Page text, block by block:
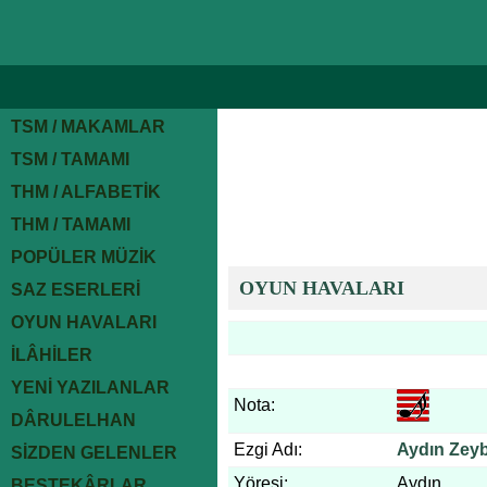
TSM / MAKAMLAR
TSM / TAMAMI
THM / ALFABETİK
THM / TAMAMI
POPÜLER MÜZİK
SAZ ESERLERİ
OYUN HAVALARI
İLÂHİLER
YENİ YAZILANLAR
DÂRULELHAN
SİZDEN GELENLER
OYUN HAVALARI
Nota:
Ezgi Adı:
Aydın
Yöresi:
Aydın